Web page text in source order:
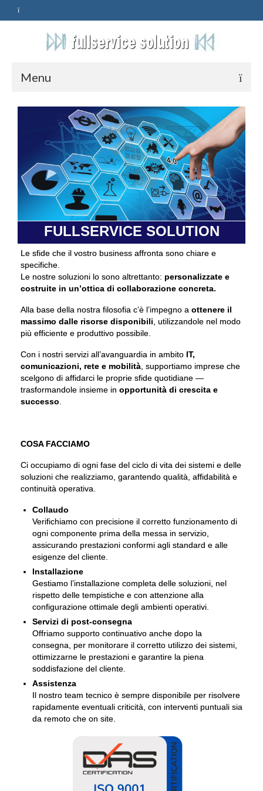
Menu
HOME
ASSISTENZA
POLITICA
Qualità
PRIVACY
CONTATTI
FULLSERVICE SOLUTION
Le sfide che il vostro business affronta sono chiare e
specifiche.
Le nostre soluzioni lo sono altrettanto: personalizzate e
costruite in un’ottica di collaborazione concreta.
Alla base della nostra filosofia c’è l’impegno a ottenere il
massimo dalle risorse disponibili , utilizzandole nel modo
più efficiente e produttivo possibile.
Con i nostri servizi all’avanguardia in ambito IT,
comunicazioni, rete e mobilità , supportiamo imprese che
scelgono di affidarci le proprie sfide quotidiane —
trasformandole insieme in opportunità di crescita e
successo
COSA FACCIAMO
Ci occupiamo di ogni fase del ciclo di vita dei sistemi e delle
soluzioni che realizziamo, garantendo qualità, affidabilità e
continuità operativa.
Collaudo
Verifichiamo con precisione il corretto funzionamento di
ogni componente prima della messa in servizio,
assicurando prestazioni conformi agli standard e alle
esigenze del cliente.
Installazione
Gestiamo l’installazione completa delle soluzioni, nel
rispetto delle tempistiche e con attenzione alla
configurazione ottimale degli ambienti operativi.
Servizi di post-consegna
Offriamo supporto continuativo anche dopo la
consegna, per monitorare il corretto utilizzo dei sistemi,
ottimizzarne le prestazioni e garantire la piena
soddisfazione del cliente.
Assistenza
Il nostro team tecnico è sempre disponibile per risolvere
rapidamente eventuali criticità, con interventi puntuali sia
da remoto che on site.